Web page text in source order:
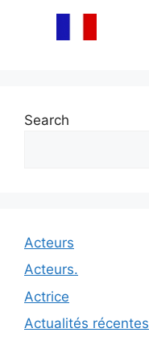
Search
Acteurs
Acteurs.
Actrice
Actualités récentes